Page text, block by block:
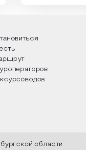
Твардовского и
каждой строчке
восхищение
яркому времени
области